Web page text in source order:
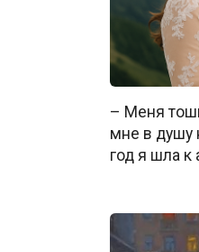
– Меня
мне в душу
год я шла к